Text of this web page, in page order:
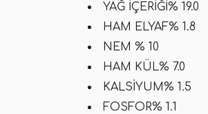
YAĞ IÇERIĞI% 19.0
HAM ELYAF% 1.8
NEM % 10
HAM KÜL% 7.0
KALSIYUM% 1.5
FOSFOR% 1.1